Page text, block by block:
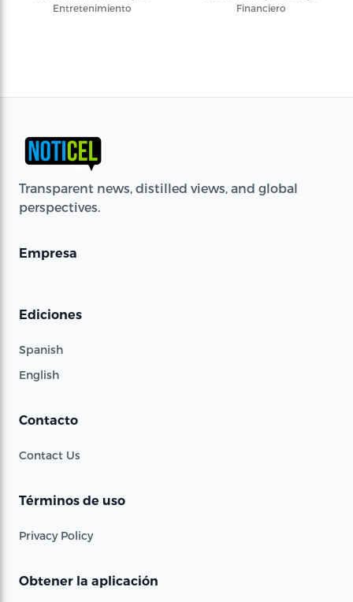
Entretenimiento
Financiero
Transparent news, distilled views, and global
perspectives.
Empresa
Ediciones
Spanish
English
Contacto
Contact Us
Términos de uso
Privacy Policy
Obtener la aplicación